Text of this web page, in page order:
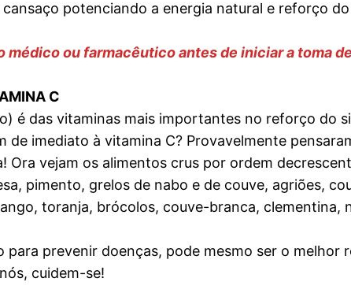
potenciando a energia natural e reforço
médico ou farmacêutico antes de iniciar a toma
C
é das vitaminas mais importantes no reforço do
de imediato à vitamina C? Provavelmente
Ora vejam os alimentos crus por ordem
pimento, grelos de nabo e de couve, agriões,
toranja, brócolos, couve-branca, clementina,
para prevenir doenças, pode mesmo ser o melhor
cuidem-se!